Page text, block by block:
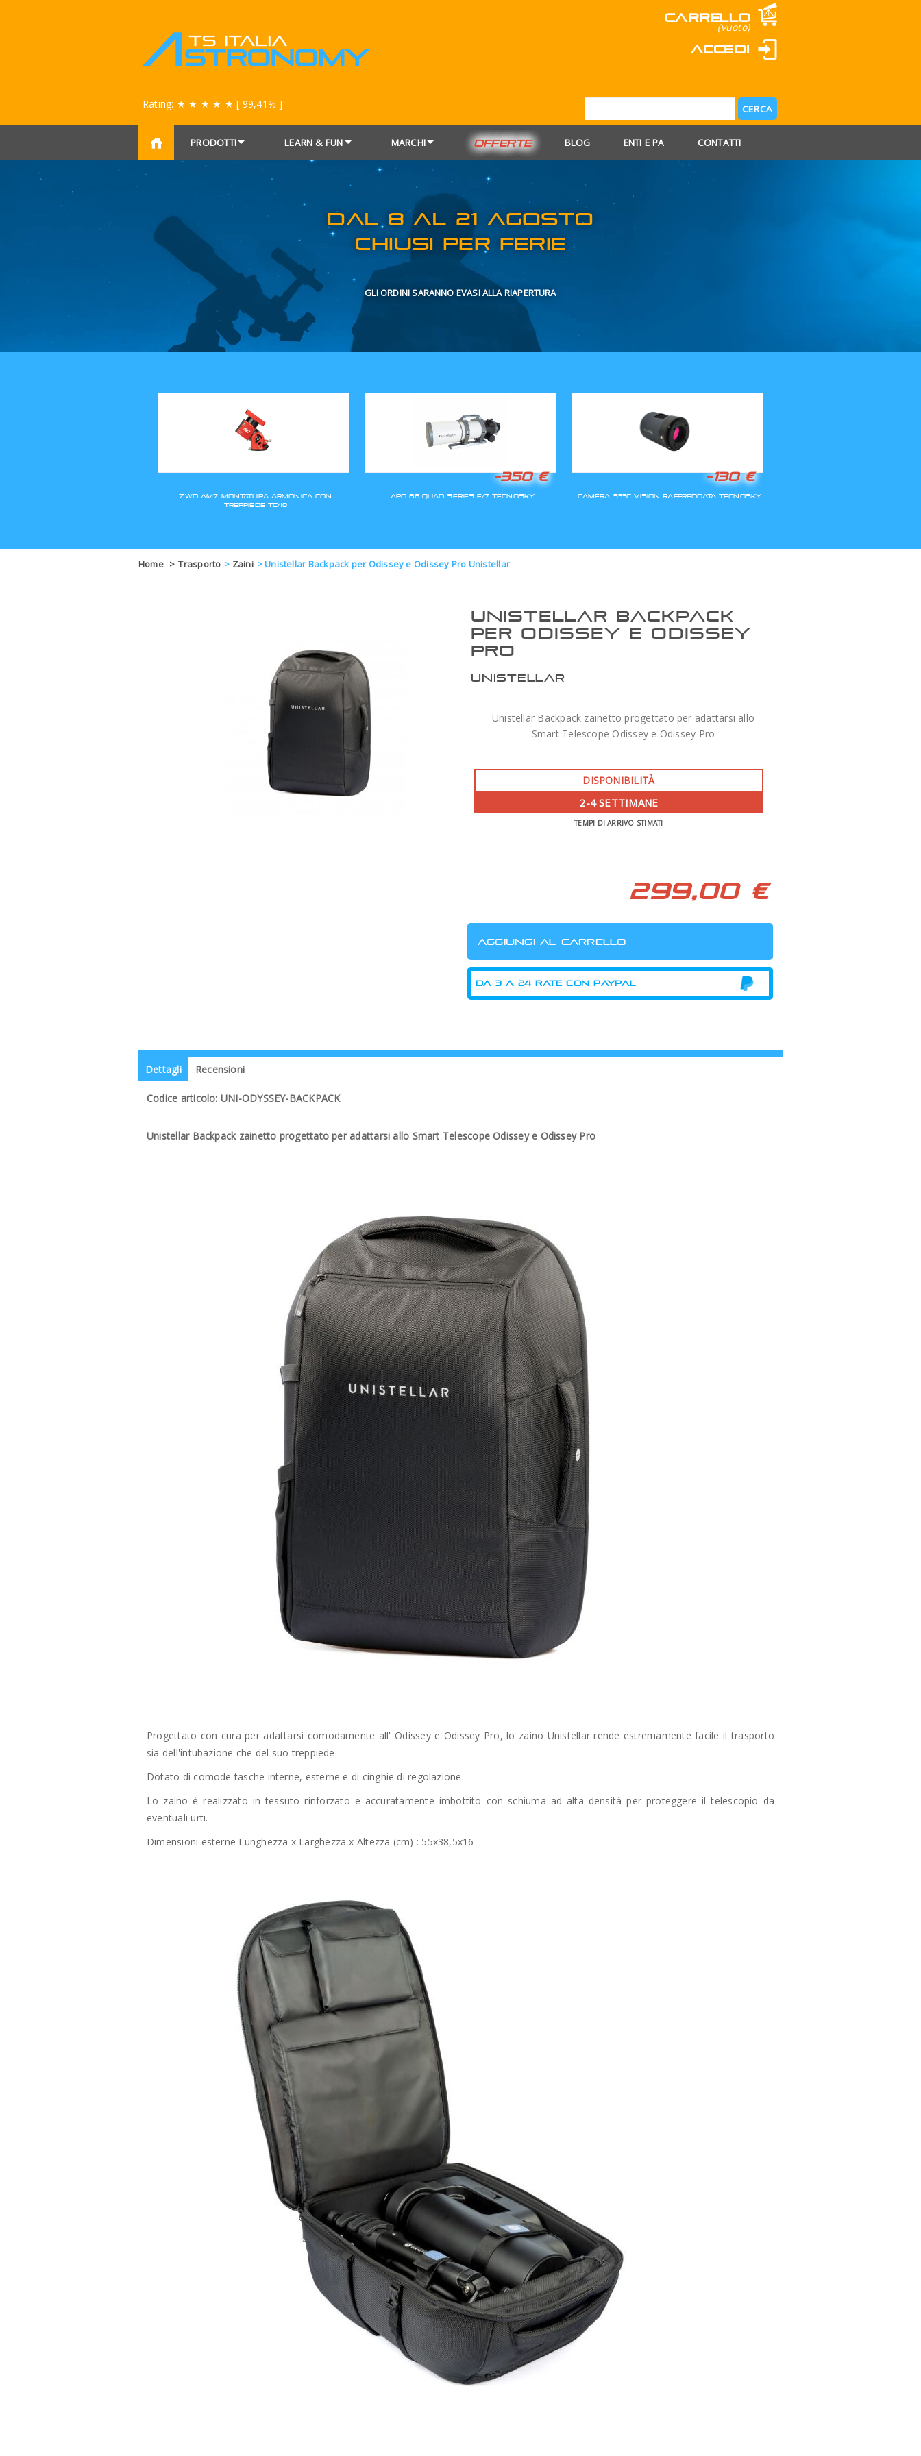
Carrello
(vuoto)
Accedi
Rating: ★ ★ ★ ★ ★ [ 99,41% ]
PRODOTTI LEARN & FUN MARCHI OFFERTE BLOG ENTI E PA CONTATTI
DAL 8 AL 21 AGOSTO
CHIUSI PER FERIE
APO 86 QUAD SERIES F/7 TECNOSKY
Home > Trasporto > Zaini >Unistellar Backpack per Odissey e Odissey Pro Unistellar
UNISTELLAR BACKPACK
PER ODISSEY E ODISSEY
PRO
UNISTELLAR
Unistellar Backpack zainetto progettato per adattarsi allo
Smart Telescope Odissey e Odissey Pro
DISPONIBILITÀ
2-4 SETTIMANE
TEMPI DI ARRIVO STIMATI
299,00 €
Dettagli Recensioni
Codice articolo: UNI-ODYSSEY-BACKPACK
Unistellar Backpack zainetto progettato per adattarsi allo Smart Telescope Odissey e Odissey Pro
Progettato con cura per adattarsi comodamente all' Odissey e Odissey Pro, lo zaino Unistellar rende estremamente facile il trasporto
sia dell'intubazione che del suo treppiede.
Dotato di comode tasche interne, esterne e di cinghie di regolazione.
Lo zaino è realizzato in tessuto rinforzato e accuratamente imbottito con schiuma ad alta densità per proteggere il telescopio da
eventuali urti.
Dimensioni esterne Lunghezza x Larghezza x Altezza (cm) : 55x38,5x16